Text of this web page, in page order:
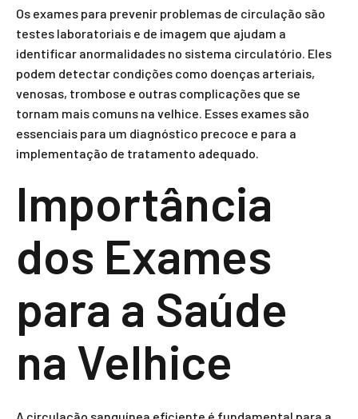
Os exames para prevenir problemas de circulação são
testes laboratoriais e de imagem que ajudam a
identificar anormalidades no sistema circulatório. Eles
podem detectar condições como doenças arteriais,
venosas, trombose e outras complicações que se
tornam mais comuns na velhice. Esses exames são
essenciais para um diagnóstico precoce e para a
implementação de tratamento adequado.
Importância
dos Exames
para a Saúde
na Velhice